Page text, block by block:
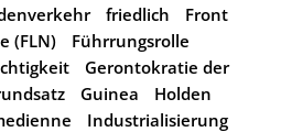
friedlich
Front
(FLN)
Führrungsrolle
Gerontokratie der
Guinea
Holden
Industrialisierung